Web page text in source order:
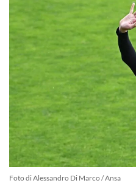
Foto di Alessandro Di Marco / Ansa